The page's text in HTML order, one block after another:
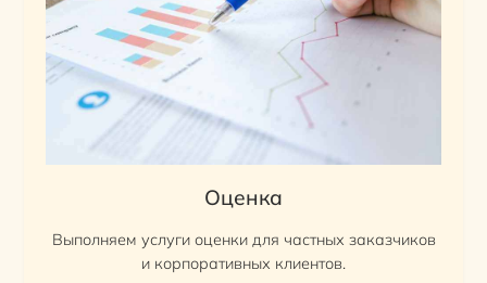
Оценка
Выполняем услуги оценки для частных заказчиков
и корпоративных клиентов.